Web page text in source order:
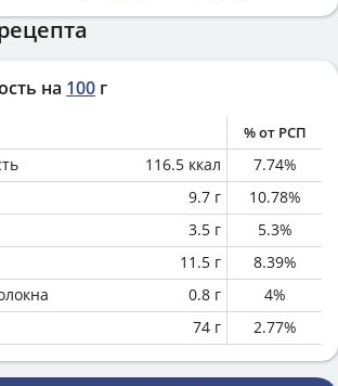
на 100 г
% от РСП
116.5 ккал 7.74%
9.7 г 10.78%
3.5 г 5.3%
11.5 г 8.39%
0.8 г 4%
74 г 2.77%